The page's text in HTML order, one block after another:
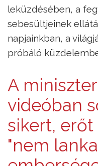
leküzdésében, a
sebesültjeinek
napjainkban, a
próbáló
A
videóban
sikert, erőt
"nem